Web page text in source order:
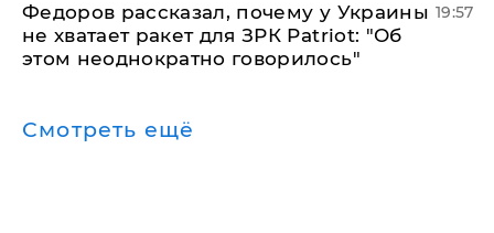
Федоров рассказал, почему у Украины
не хватает ракет для ЗРК Patriot: "Об
этом неоднократно говорилось"
19:57
Смотреть ещё